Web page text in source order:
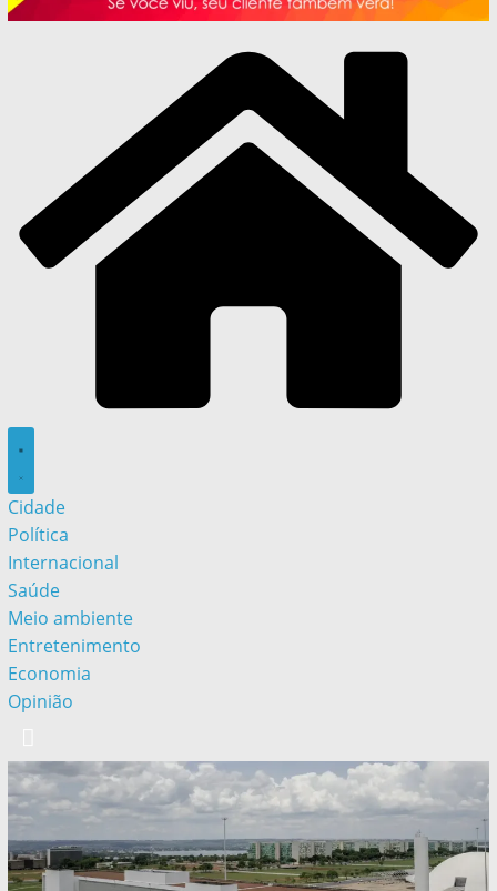
Cidade
Política
Internacional
Saúde
Meio ambiente
Entretenimento
Economia
Opinião